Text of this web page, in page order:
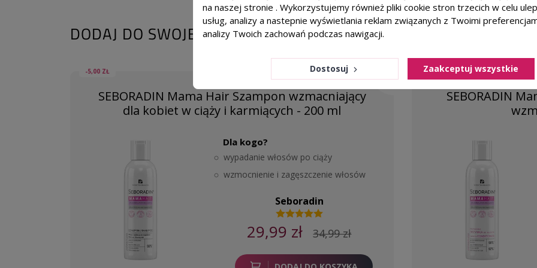
DODAJ DO SWOJEJ KURACJI
-5,00 ZŁ
SEBORADIN Mama Hair Szampon wzmacniający
dla kobiet w ciąży i karmiących - 200 ml
Dla kogo?
wypadanie włosów po ciąży
wzmocnienie i zagęszczenie włosów
Seboradin
29,99 zł 34,99 zł
favorite_border
-5,00 ZŁ
SEBORADIN
na naszej stronie . Wykorzystujemy również pliki cookie stron trzecich w celu
usług, analizy a nastepnie wyświetlania reklam związanych z Twoimi
analizy Twoich zachowań podczas nawigacji.
Dostosuj Zaakceptuj wszystkie